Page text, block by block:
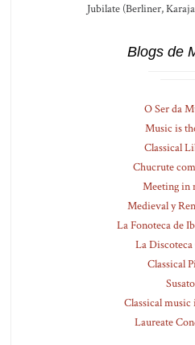
Jubilate (Berliner,
Blogs de
O Ser da
Music is
Classical
Chucrute
Meeting in
Medieval y
La Fonoteca de
La Discoteca
Classical
Susato
Classical
Laureate